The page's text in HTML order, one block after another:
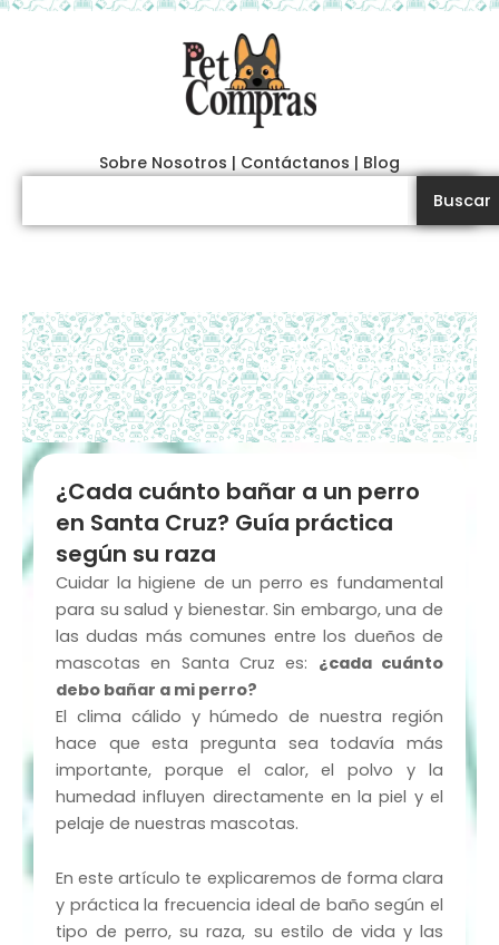
Ir
Sobre Nosotros | Contáctanos | Blog
Search
Buscar
< Volver
PetCompras | Tienda
de Mascotas en Bolivia
– Productos para
Perros y Gatos
¿Cada cuánto bañar a un perro
en Santa Cruz? Guía práctica
según su raza
Cuidar la higiene de un perro es fundamental
para su salud y bienestar. Sin embargo, una de
las dudas más comunes entre los dueños de
mascotas en Santa Cruz es: ¿cada cuánto
debo bañar a mi perro?
El clima cálido y húmedo de nuestra región
hace que esta pregunta sea todavía más
importante, porque el calor, el polvo y la
humedad influyen directamente en la piel y el
pelaje de nuestras mascotas.
En este artículo te explicaremos de forma clara
y práctica la frecuencia ideal de baño según el
tipo de perro, su raza, su estilo de vida y las